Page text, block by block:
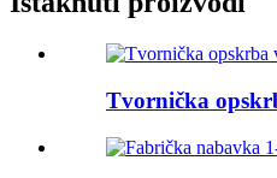
Tvornička